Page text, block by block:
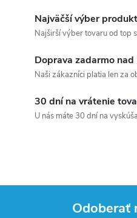
Najväčší výber
Najširší výber tovaru od top
Doprava zadarmo
Naši zákazníci platia len za
30 dní na vrátenie
U nás máte 30 dní na
Odoberať